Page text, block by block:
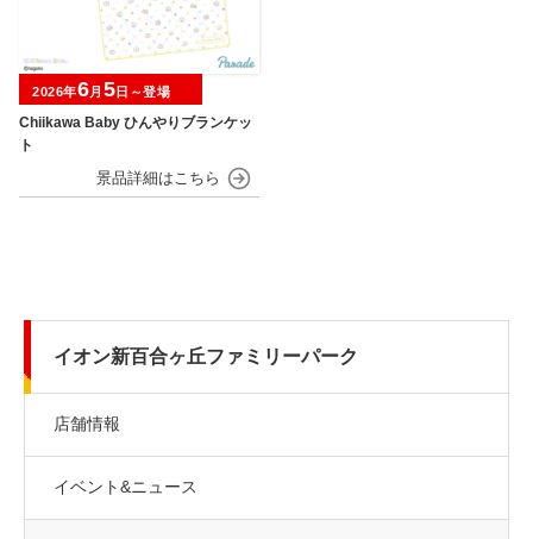
Chiikawa Baby ひんやりブランケッ
ト
2026年6月 5日～登場
イオン新百合ヶ丘ファミリーパーク
店舗情報
イベント&ニュース